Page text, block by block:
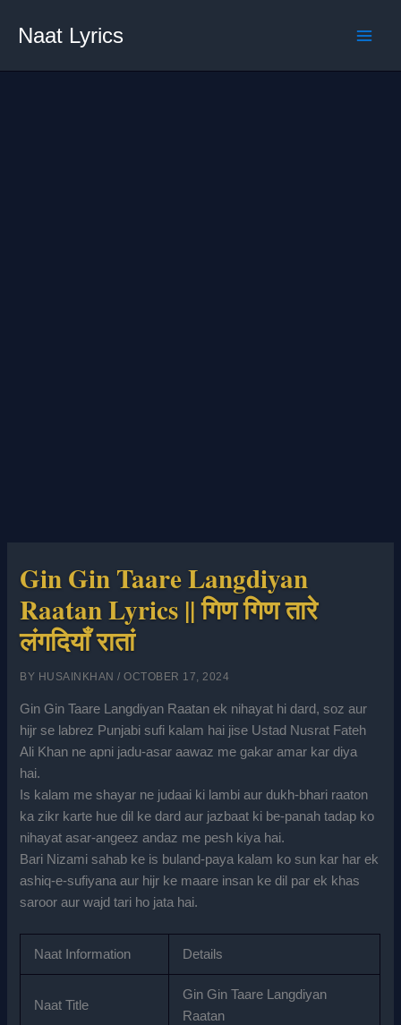
Naat Lyrics
Gin Gin Taare Langdiyan
Raatan Lyrics || गिण गिण तारे
लंगदियाँ रातां
BY HUSAINKHAN/OCTOBER 17, 2024
Gin Gin Taare Langdiyan Raatan ek nihayat hi dard, soz aur
hijr se labrez Punjabi sufi kalam hai jise Ustad Nusrat Fateh
Ali Khan ne apni jadu-asar aawaz me gakar amar kar diya
hai.
Is kalam me shayar ne judaai ki lambi aur dukh-bhari raaton
ka zikr karte hue dil ke dard aur jazbaat ki be-panah tadap ko
nihayat asar-angeez andaz me pesh kiya hai.
Bari Nizami sahab ke is buland-paya kalam ko sun kar har ek
ashiq-e-sufiyana aur hijr ke maare insan ke dil par ek khas
saroor aur wajd tari ho jata hai.
Naat Information Details
Naat Title
Gin Gin Taare Langdiyan
Raatan